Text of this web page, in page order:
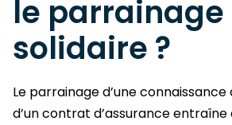
le parrainage
solidaire ?
Le parrainage d’une
d’un contrat d’assurance